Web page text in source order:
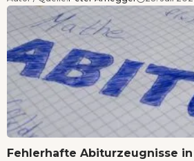
Fehlerhafte Abiturzeugnisse